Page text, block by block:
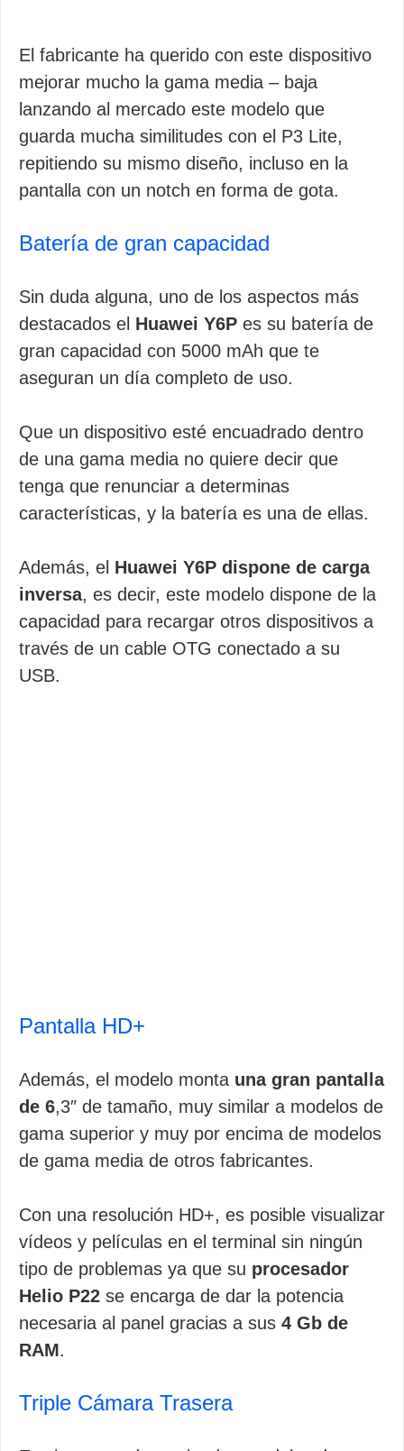
El fabricante ha querido con este dispositivo
mejorar mucho la gama media – baja
lanzando al mercado este modelo que
guarda mucha similitudes con el P3 Lite,
repitiendo su mismo diseño, incluso en la
pantalla con un notch en forma de gota.
Batería de gran capacidad
Sin duda alguna, uno de los aspectos más
destacados el Huawei Y6P es su batería de
gran capacidad con 5000 mAh que te
aseguran un día completo de uso.
Que un dispositivo esté encuadrado dentro
de una gama media no quiere decir que
tenga que renunciar a determinas
características, y la batería es una de ellas.
Además, el Huawei Y6P dispone de carga
inversa, es decir, este modelo dispone de la
capacidad para recargar otros dispositivos a
través de un cable OTG conectado a su
USB.
Pantalla HD+
Además, el modelo monta una gran pantalla
de 6,3″ de tamaño, muy similar a modelos de
gama superior y muy por encima de modelos
de gama media de otros fabricantes.
Con una resolución HD+, es posible visualizar
vídeos y películas en el terminal sin ningún
tipo de problemas ya que su procesador
Helio P22 se encarga de dar la potencia
necesaria al panel gracias a sus 4 Gb de
RAM.
Triple Cámara Trasera